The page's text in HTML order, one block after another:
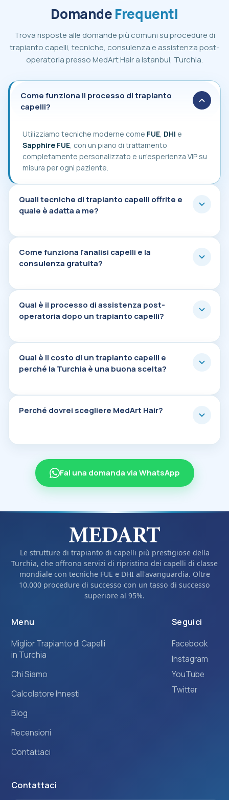
DomandeFrequenti
Trova risposte alle domande più comuni su procedure di
trapianto capelli, tecniche, consulenza e assistenza post-
operatoria presso MedArt Hair a Istanbul, Turchia.
Come funziona il processo di trapianto
Come funziona il processo di trapianto
capelli?
Utilizziamo tecniche moderne come FUE DHI e
Sapphire FUE , con un piano di trattamento
completamente personalizzato e un'esperienza VIP su
misura per ogni paziente.
Quali tecniche di trapianto capelli offrite e
Quali tecniche di trapianto capelli offrite e
quale è adatta a me?
Come funziona l'analisi capelli e la
Come funziona l'analisi capelli e la
consulenza gratuita?
Qual è il processo di assistenza post-
Qual è il processo di assistenza post-
operatoria dopo un trapianto capelli?
Qual è il costo di un trapianto capelli e
Qual è il costo di un trapianto capelli e
perché la Turchia è una buona scelta?
Perché dovrei scegliere MedArt Hair?
Perché dovrei scegliere MedArt Hair?
Fai una domanda via WhatsApp
Le strutture di trapianto di capelli più prestigiose della
Turchia, che offrono servizi di ripristino dei capelli di classe
mondiale con tecniche FUE e DHI all'avanguardia. Oltre
10.000 procedure di successo con un tasso di successo
superiore al 95%.
Menu
Miglior Trapianto di Capelli
in Turchia
Chi Siamo
Calcolatore Innesti
Blog
Recensioni
Contattaci
Seguici
Facebook
Instagram
YouTube
Twitter
Contattaci